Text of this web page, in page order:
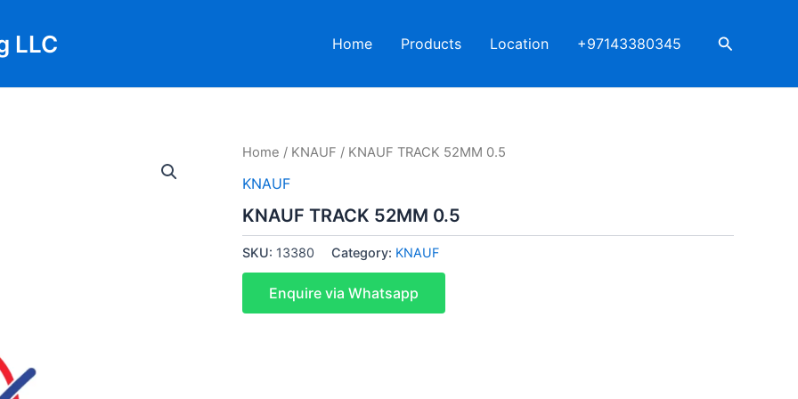
LLC Home Products Location +97143380345 Search
Home / KNAUF / KNAUF TRACK 52MM 0.5
KNAUF
KNAUF TRACK 52MM 0.5
SKU: 13380 Category: KNAUF
Enquire via Whatsapp